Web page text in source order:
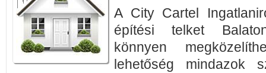
A City Cartel
építési telket
könnyen
lehetőség mindazok